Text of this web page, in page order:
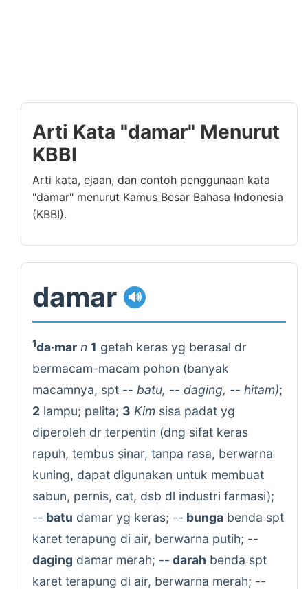
Arti Kata "damar" Menurut
KBBI
Arti kata, ejaan, dan contoh penggunaan kata
"damar" menurut Kamus Besar Bahasa Indonesia
(KBBI).
damar 🔊
1da·mar n 1 getah keras yg berasal dr
bermacam-macam pohon (banyak
macamnya, spt -- batu, -- daging, -- hitam);
2 lampu; pelita; 3 Kim sisa padat yg
diperoleh dr terpentin (dng sifat keras
rapuh, tembus sinar, tanpa rasa, berwarna
kuning, dapat digunakan untuk membuat
sabun, pernis, cat, dsb dl industri farmasi);
-- batu damar yg keras; -- bunga benda spt
karet terapung di air, berwarna putih; --
daging damar merah; -- darah benda spt
karet terapung di air, berwarna merah; --